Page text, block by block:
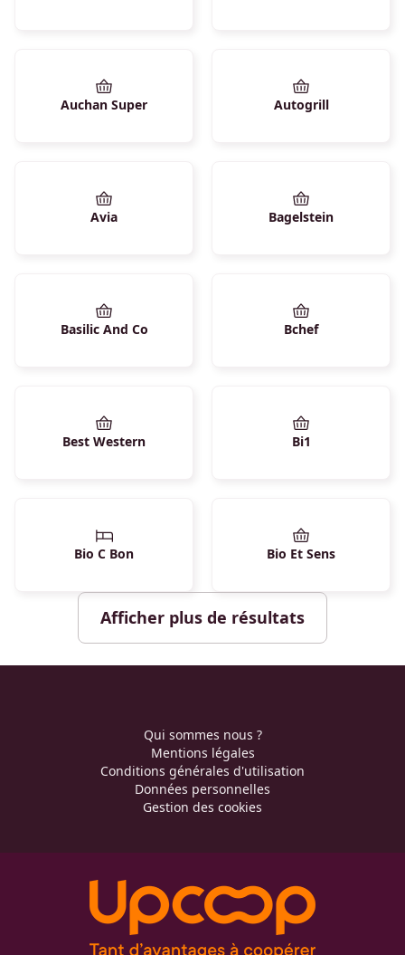
Auchan Super Autogrill
Avia Bagelstein
Basilic And Co Bchef
Best Western Bi1
Bio C Bon Bio Et Sens
Afficher plus de résultats
Qui sommes nous ?
Mentions légales
Conditions générales d'utilisation
Données personnelles
Gestion des cookies